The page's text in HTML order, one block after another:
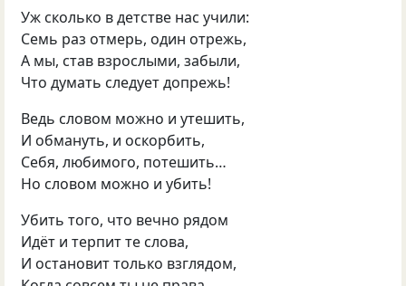
Уж сколько в детстве нас учили:
Семь раз отмерь, один отрежь,
А мы, став взрослыми, забыли,
Что думать следует допрежь!
Ведь словом можно и утешить,
И обмануть, и оскорбить,
Себя, любимого, потешить…
Но словом можно и убить!
Убить того, что вечно рядом
Идёт и терпит те слова,
И остановит только взглядом,